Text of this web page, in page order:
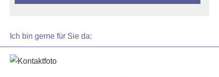
Ich bin gerne für Sie da: